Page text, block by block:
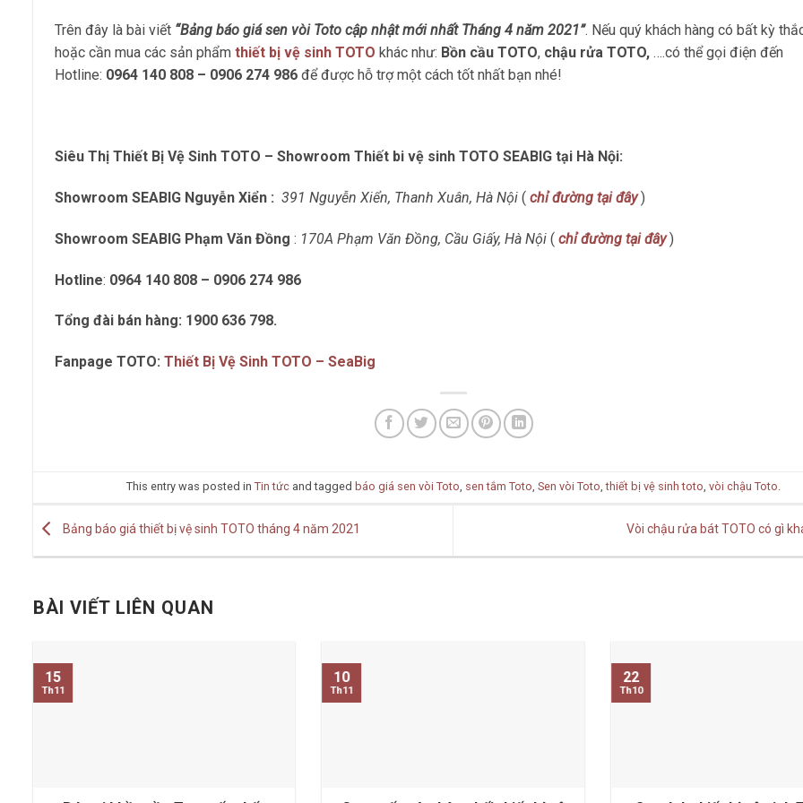
Trên đây là bài viết “Bảng báo giá sen vòi Toto cập nhật mới nhất Tháng 4 năm 2021”. Nếu quý khách hàng có bất kỳ
hoặc cần mua các sản phẩm thiết bị vệ sinh TOTO khác như: Bồn cầu TOTO, chậu rửa TOTO, ….có thể gọi điện đến
Hotline: 0964 140 808 – 0906 274 986 để được hỗ trợ một cách tốt nhất bạn nhé!
Siêu Thị Thiết Bị Vệ Sinh TOTO – Showroom Thiết bi vệ sinh TOTO SEABIG tại Hà Nội:
Showroom SEABIG Nguyễn Xiển : 391 Nguyễn Xiển, Thanh Xuân, Hà Nội ( chỉ đường tại đây )
Showroom SEABIG Phạm Văn Đồng : 170A Phạm Văn Đồng, Cầu Giấy, Hà Nội ( chỉ đường tại đây)
Hotline: 0964 140 808 – 0906 274 986
Tổng đài bán hàng: 1900 636 798.
Fanpage TOTO: Thiết Bị Vệ Sinh TOTO – SeaBig
This entry was posted in Tin tứcand tagged báo giá sen vòi Toto, sen tắm Toto, Sen vòi Toto,thiết bị vệ sinh toto, vòi chậu Toto.
Bảng báo giá thiết bị vệ sinh TOTO tháng 4 năm 2021 Vòi chậu rửa bát TOTO có gì
BÀI VIẾT LIÊN QUAN
15
Th11
10
Th11
22
Th10